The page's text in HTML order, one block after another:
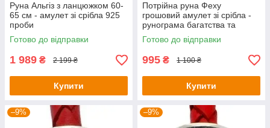
Руна Альгіз з ланцюжком 60-
65 см - амулет зі срібла 925
проби
Готово до відправки
1 989 ₴ 2 199 ₴
Купити
Потрійна руна Феху
грошовий амулет зі срібла -
рунограма багатства та
успіху
Готово до відправки
995 ₴ 1 100 ₴
Купити
–9% –9%